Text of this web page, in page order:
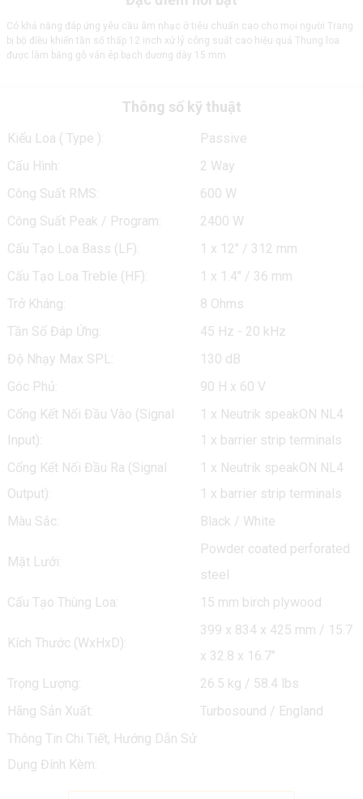
Có khả năng đáp ứng yêu cầu âm nhạc ở tiêu chuẩn cao cho mọi người Trang
bị bộ điều khiển tần số thấp 12 inch xử lý công suất cao hiệu quả Thung loa
được làm bằng gỗ ván ép bạch dương dày 15 mm
Thông số kỹ thuật
Kiểu Loa ( Type ):
Passive
Cấu Hình:
2 Way
Công Suất RMS:
600 W
Công Suất Peak / Program:
2400 W
Cấu Tạo Loa Bass (LF):
1 x 12" / 312 mm
Cấu Tạo Loa Treble (HF):
1 x 1.4" / 36 mm
Trở Kháng:
8 Ohms
Tần Số Đáp Ứng:
45 Hz - 20 kHz
Độ Nhạy Max SPL:
130 dB
Góc Phủ:
90 H x 60 V
Cổng Kết Nối Đầu Vào (Signal
Input):
1 x Neutrik speakON NL4
1 x barrier strip terminals
Cổng Kết Nối Đầu Ra (Signal
Output):
1 x Neutrik speakON NL4
1 x barrier strip terminals
Màu Sắc:
Black / White
Mặt Lưới:
Powder coated perforated
steel
Cấu Tạo Thùng Loa:
15 mm birch plywood
Kích Thước (WxHxD):
399 x 834 x 425 mm / 15.7
x 32.8 x 16.7"
Trọng Lượng:
26.5 kg / 58.4 lbs
Hãng Sản Xuất:
Turbosound / England
Thông Tin Chi Tiết, Hướng Dẫn Sử
Dụng Đính Kèm: